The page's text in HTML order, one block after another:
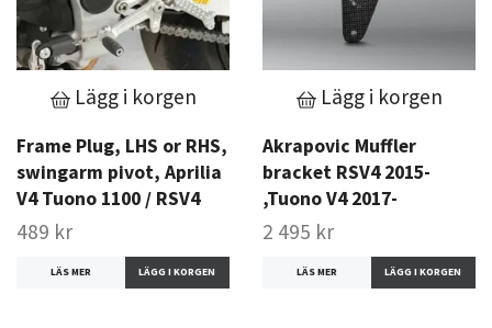
Lägg i korgen
Frame Plug, LHS or RHS,
swingarm pivot, Aprilia
V4 Tuono 1100 / RSV4
489 kr
LÄS MER
Lägg i korgen
Akrapovic Muffler
bracket RSV4 2015-
,Tuono V4 2017-
2 495 kr
LÄS MER